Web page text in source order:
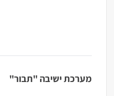
מערכת ישיבה "תבור"